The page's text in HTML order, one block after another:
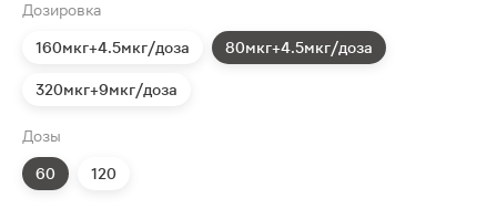
Дозировка
160мкг+4.5мкг/доза 80мкг+4.5мкг/доза
320мкг+9мкг/доза
Дозы
60 120